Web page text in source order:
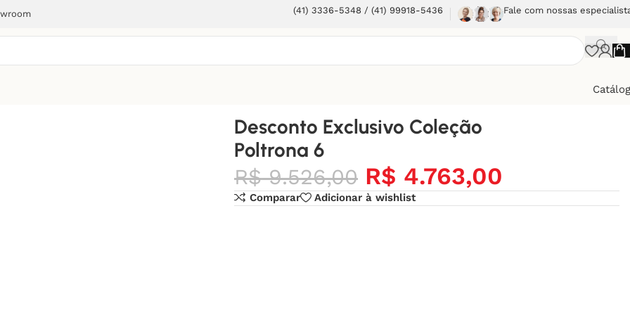
(41) 3336-5348 / (41) 99918-5436 Fale com nossas
Desconto Exclusivo Coleção
Poltrona 6
R$9.526,00 R$ 4.763,00
Comparar Adicionar à wishlist